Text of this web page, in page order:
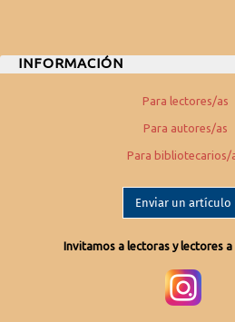
INFORMACIÓN
Para lectores/as
Para autores/as
Para bibliotecarios/
Enviar un artículo
Invitamos a lectoras y lectores a